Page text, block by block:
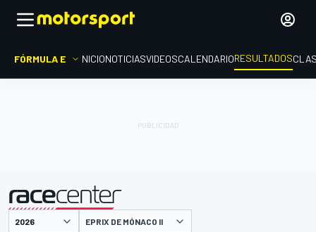
FÓRMULA E INICIONOTICIASVIDEOSCALENDARIORESULTADOS
presentado por EPRIX DE MÓNACO II